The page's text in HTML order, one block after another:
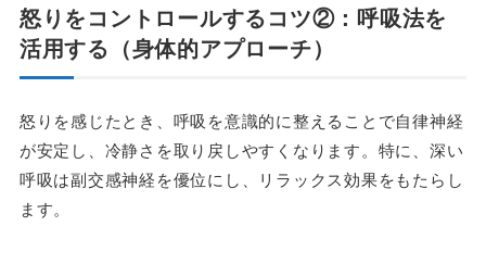
怒りをコントロールするコツ②：呼吸法を
活用する（身体的アプローチ）
怒りを感じたとき、呼吸を意識的に整えることで自律神経
が安定し、冷静さを取り戻しやすくなります。特に、深い
呼吸は副交感神経を優位にし、リラックス効果をもたらし
ます。